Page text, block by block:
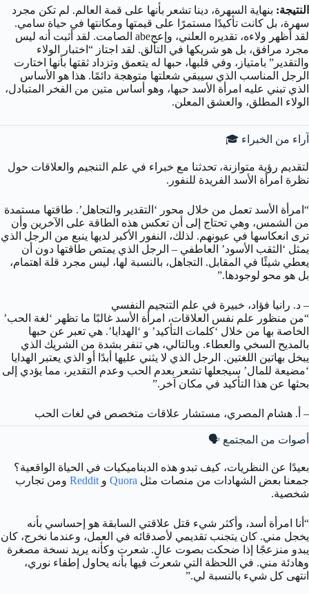
النتيجة: بنهاية السهرة، دينا تشعر بأنها على قمة العالم. لم تكن مجرد
سهرة، بل كانت تأكيدًا مستمرًا على قيمتها ومكانتها في حياة سامي.
لقد أظهر ولاءه، تقديره العلني، وإعجabe الصامت. لقد أثبت أنه ليس
مجرد مرافق، بل هو شريكها في التألق. لقد اجتاز “اختبار الولاء
والتقدير” بامتياز، وفي قلبها، حبها له يتعمق وتزداد ثقتها بأنها اختارت
الرجل المناسب الذي سيبقي شعلتها متوهجة دائمًا. هذا هو الأساس
الذي تبني عليه امرأة الأسد حبها، وهو أساس متين من الفخر المتبادل،
الولاء المطلق، والعشق المعلن.
آراء من الخبراء 🎓
لتقديم رؤية متوازنة، تحدثنا مع خبراء في علم التنجيم والعلاقات حول
نظرة امرأة الأسد الفريدة للنفور.
“امرأة الأسد تعمل من خلال محور ‘التقدير والتجاهل’. طاقتها مستمدة
من الشمس، وهي تحتاج إلى أن تعكس هذه الطاقة على الآخرين وأن
ترى انعكاسها في عيونهم. لذلك، النفور الأكبر لديها ينبع من الرجل الذي
يمثل ‘الثقب الأسود’ العاطفي – الرجل الذي يمتص طاقتها دون أن
يعطي شيئًا في المقابل. التجاهل، بالنسبة لها، ليس مجرد قلة اهتمام،
بل هو محو لوجودها.”
– د. رانيا فؤاد، خبيرة في علم التنجيم النفسي
“من منظور علم نفس العلاقات، امرأة الأسد غالبًا ما تظهر ‘لغة الحب’
الخاصة بها من خلال ‘كلمات التأكيد’ و ‘الهدايا’. هي تعبر عن حبها
بالمديح السخي والعطاء. وبالتالي، هي تنفر بشدة من الشريك الذي
يبخل بهاتين اللغتين. الرجل الذي لا يثني عليها أبدًا أو الذي يعتبر الهدايا
‘مضيعة للمال’ سيجعلها تشعر بعدم الحب وعدم التقدير، مما يؤدي إلى
بحثها عن هذا التأكيد في مكان آخر.”
– أ. هشام المصري، مستشار علاقات متخصص في لغات الحب
أصوات من المجتمع 🗣️
بعيدًا عن النظريات، كيف تبدو هذه الديناميكيات في الحياة الواقعية؟
جمعنا بعض الشهادات من منصات مثل Quora و Reddit ومن تجارب
شخصية.
“أنا امرأة أسد، وأكثر شيء قتل علاقتي السابقة هو إحساسي بأنه
يخجل مني. كان يتجنب تقديمي لأصدقائه في العمل، وعندما نخرج، كان
يبدو منزعجًا إذا ضحكت بصوت عالٍ. شعرت وكأنه يريد نسخة مصغرة
وهادئة مني. في اللحظة التي شعرت فيها بأنه يحاول إطفاء نوري،
انتهى كل شيء بالنسبة لي.”